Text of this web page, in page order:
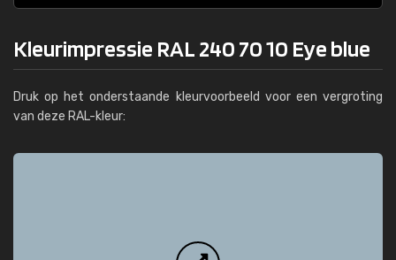
Kleurimpressie RAL 240 70 10 Eye blue
Druk op het onderstaande kleurvoorbeeld voor een vergroting
van deze RAL-kleur: